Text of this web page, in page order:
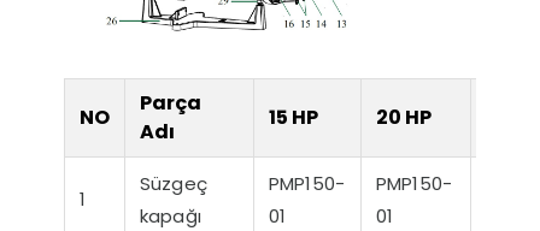
NO
Parça
Adı
15 HP 20 HP
1
Süzgeç
kapağı
PMP150-
01
PMP150-
01